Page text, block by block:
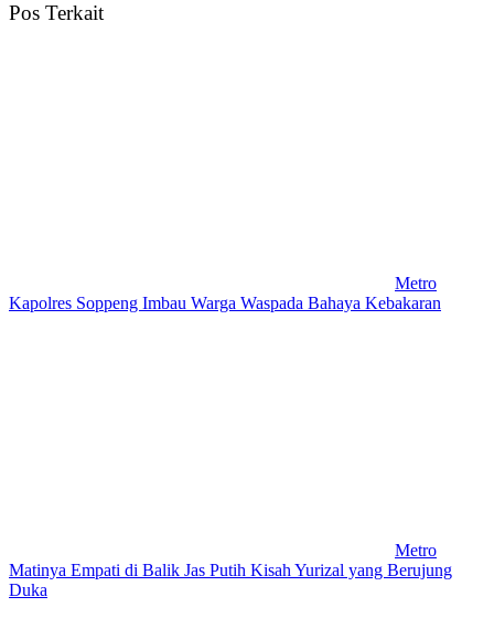
Pos Terkait
Metro
Kapolres Soppeng Imbau Warga Waspada Bahaya Kebakaran
Metro
Matinya Empati di Balik Jas Putih Kisah Yurizal yang Berujung
Duka